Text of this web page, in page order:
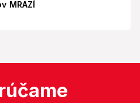
MRAZÍ